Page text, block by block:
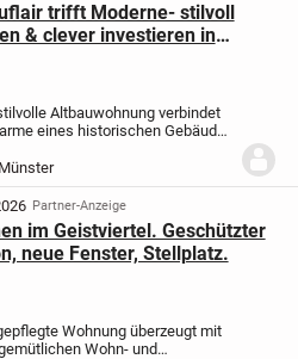
trifft Moderne- stilvoll
& clever investieren in
Altbauwohnung verbindet
eines historischen Gebäudes
m² ideale Voraussetzungen für
WG, Berufseinsteiger
Partner-Anzeige
im Geistviertel. Geschützter
neue Fenster, Stellplatz.
Wohnung überzeugt mit
Wohn- und